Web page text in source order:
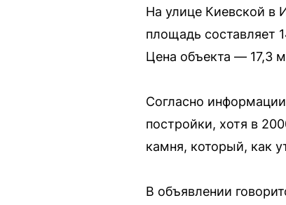
На улице Киевской в
площадь составляет
Цена объекта — 17,3
Согласно
постройки, хотя в
камня, который, как
В объявлении